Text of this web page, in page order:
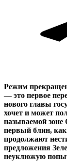
Режим
— это первое
нового главы
хочет и может
называемой
первый блин,
продолжают
предложения
неуклюжую